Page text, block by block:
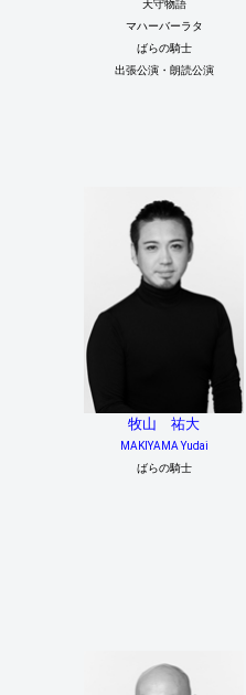
天守物語
マハーバーラタ
ばらの騎士
出張公演・朗読公演
牧山 祐大
MAKIYAMA Yudai
ばらの騎士